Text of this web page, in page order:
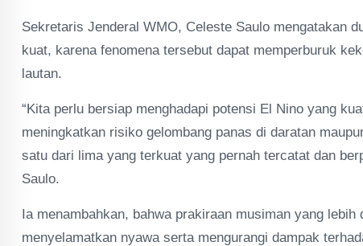
Sekretaris Jenderal WMO, Celeste Saulo mengatakan
kuat, karena fenomena tersebut dapat memperburuk
lautan.
“Kita perlu bersiap menghadapi potensi El Nino yang
meningkatkan risiko gelombang panas di daratan
satu dari lima yang terkuat yang pernah tercatat dan
Saulo.
Ia menambahkan, bahwa prakiraan musiman yang
menyelamatkan nyawa serta mengurangi dampak